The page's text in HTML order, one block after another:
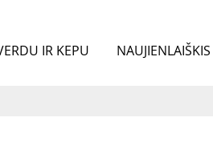
IR KEPU NAUJIENLAIŠKIS